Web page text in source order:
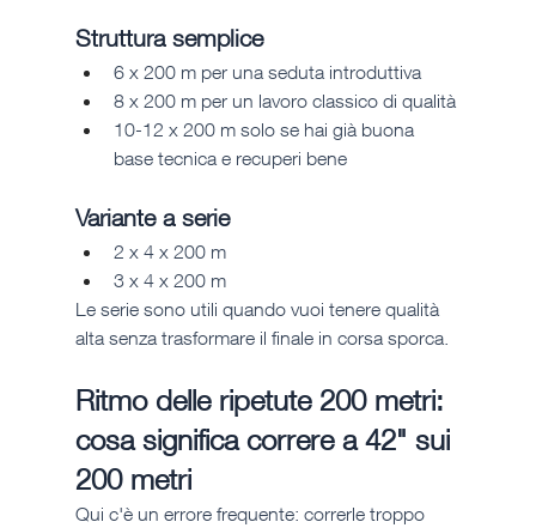
Struttura semplice
6 x 200 m per una seduta introduttiva
8 x 200 m per un lavoro classico di qualità
10-12 x 200 m solo se hai già buona
base tecnica e recuperi bene
Variante a serie
2 x 4 x 200 m
3 x 4 x 200 m
Le serie sono utili quando vuoi tenere qualità
alta senza trasformare il finale in corsa sporca.
Ritmo delle ripetute 200 metri:
cosa significa correre a 42" sui
200 metri
Qui c'è un errore frequente: correrle troppo